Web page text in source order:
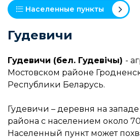
Населенные пункты
Гудевичи
Гудевичи (бел. Гудевiчы) -
Мостовском районе
Республики Беларусь.
Гудевичи – деревня на
района с населением около
Населенный пункт может